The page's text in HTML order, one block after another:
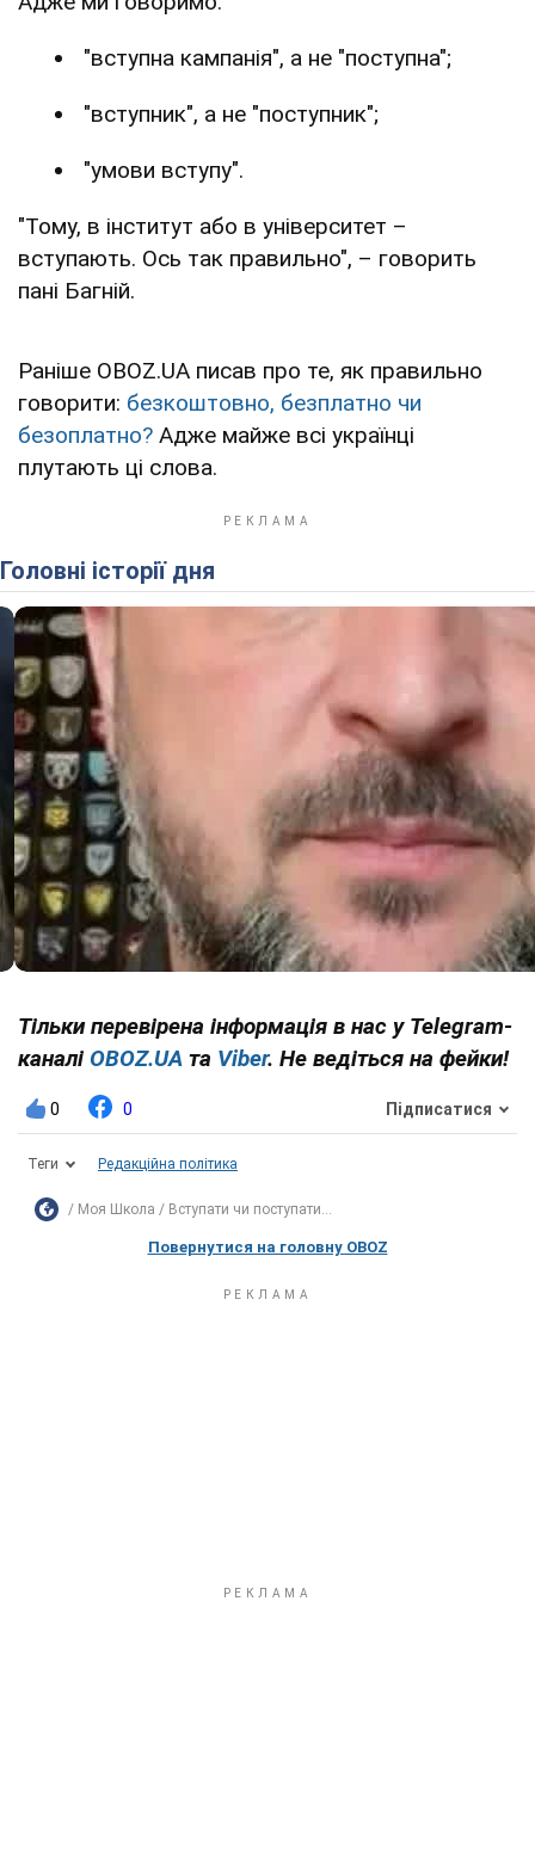
"вступна кампанія", а не "поступна";
"вступник", а не "поступник";
"умови вступу".
"Тому, в інститут або в університет –
вступають. Ось так правильно", – говорить
пані Багній.
Раніше OBOZ.UA писав про те, як правильно
говорити: безкоштовно, безплатно чи
безоплатно? Адже майже всі українці
плутають ці слова.
Головні історії дня
Тільки перевірена інформація в нас у Telegram-
каналі OBOZ.UA та Viber. Не ведіться на фейки!
0 0 Підписатися
Теги Редакційна політика
Моя Школа Вступати чи поступати...
Повернутися на головну OBOZ